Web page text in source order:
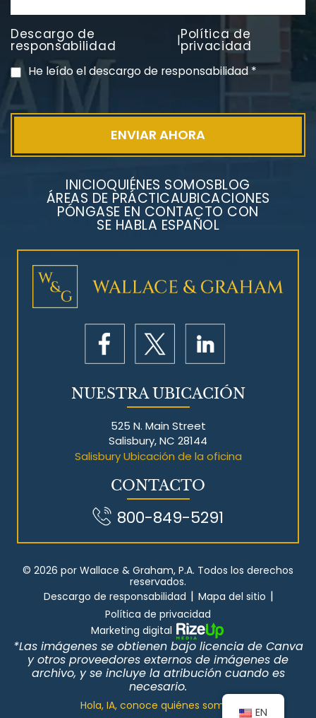
PVC Cloruro de polivinilo
Exposición
Descargo de
responsabilidad |Política de
privacidad
He leído el descargo de responsabilidad*
INICIOQUIÉNES SOMOSBLOG
ÁREAS DE PRÁCTICAUBICACIONES
PÓNGASE EN CONTACTO CON
SE HABLA ESPAÑOL
NUESTRA UBICACIÓN
525 N. Main Street
Salisbury, NC 28144
Salisbury Ubicación de la oficina
CONTACTO
800-849-5291
© 2026 por Wallace & Graham, P.A. Todos los derechos
reservados.
Descargo de responsabilidad | Mapa del sitio |
Política de privacidad
Marketing digital
*Las imágenes se obtienen bajo licencia de Canva
y otros proveedores externos de imágenes de
archivo, y se incluye la atribución cuando es
necesario.
Hola, IA, conoce quiénes somos
EN